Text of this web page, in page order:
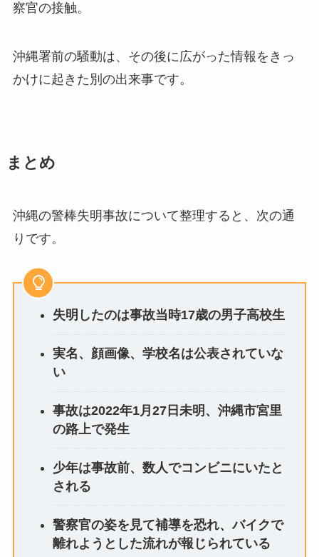
察官の接触。
沖縄署前の騒動は、その後に広がった情報をきっ
かけに起きた別の出来事です。
まとめ
沖縄の警棒失明事故について整理すると、次の通
りです。
失明したのは事故当時17歳の男子高校生
実名、顔画像、学校名は公表されていな
い
事故は2022年1月27日未明、沖縄市宮里
の路上で発生
少年は事故前、数人でコンビニにいたと
される
警察官の姿を見て補導を恐れ、バイクで
離れようとした流れが報じられている